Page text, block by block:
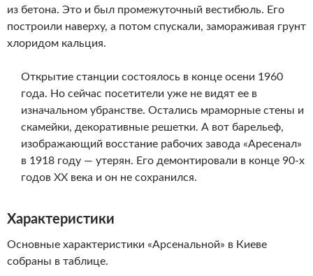
из бетона. Это и был промежуточный вестибюль. Его
построили наверху, а потом спускали, замораживая грунт
хлоридом кальция.
Открытие станции состоялось в конце осени 1960
года. Но сейчас посетители уже не видят ее в
изначальном убранстве. Остались мраморные стены и
скамейки, декоративные решетки. А вот барельеф,
изображающий восстание рабочих завода «Аресенал»
в 1918 году — утерян. Его демонтировали в конце 90-х
годов XX века и он не сохранился.
Характеристики
Основные характеристики «Арсенальной» в Киеве
собраны в таблице.